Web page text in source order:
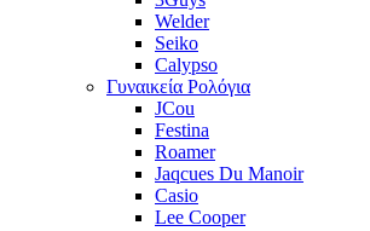
Welder
Seiko
Calypso
Γυναικεία Ρολόγια
JCou
Festina
Roamer
Jaqcues Du Manoir
Casio
Lee Cooper